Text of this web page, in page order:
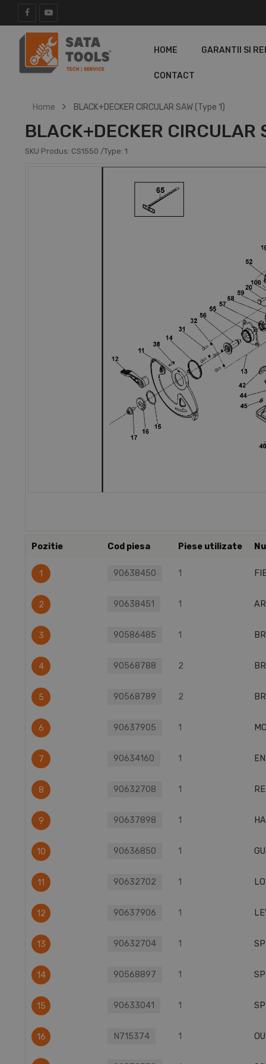
HOME GARANTII SI
CONTACT
Home BLACK+DECKER CIRCULAR SAW (Type 1)
BLACK+DECKER CIRCULAR
SKU Produs: CS1550 /Type: 1
Pozitie Cod piesa Piese utilizate
1 90638450 1
2 90638451 1
3 90586485 1
4 90568788 2
5 90568789 2
6 90637905 1
7 90634160 1
8 90632708 1
9 90637898 1
10 90636850 1
11 90632702 1
12 90637906 1
13 90632704 1
14 90568897 1
15 90633041 1
16 N715374 1